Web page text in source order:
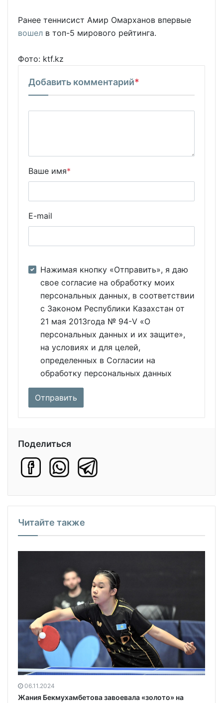
Ранее теннисист Амир Омарханов впервые
вошел в топ-5 мирового рейтинга.
Фото: ktf.kz
Добавить комментарий*
Ваше имя*
E-mail
Нажимая кнопку «Отправить», я даю
свое согласие на обработку моих
персональных данных, в соответствии
с Законом Республики Казахстан от
21 мая 2013года № 94-V «О
персональных данных и их защите»,
на условиях и для целей,
определенных в Согласии на
обработку персональных данных
Поделиться
Читайте также
06.11.2024
Жания Бекмухамбетова завоевала «золото» на